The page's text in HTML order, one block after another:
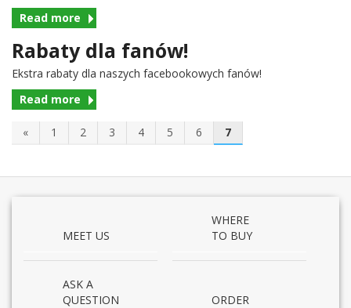
Read more
Rabaty dla fanów!
Ekstra rabaty dla naszych face­bookowych fanów!
Read more
« 1 2 3 4 5 6 7
MEET US
WHERE
TO BUY
ASK A
QUESTION
ORDER